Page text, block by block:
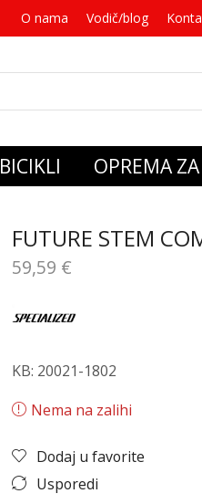
Za svaku
O nama Vodič/blog
BICIKLI OPREMA
FUTURE STEM
59,59 €
KB: 20021-1802
Nema na zalihi
Dodaj u favorite
Usporedi